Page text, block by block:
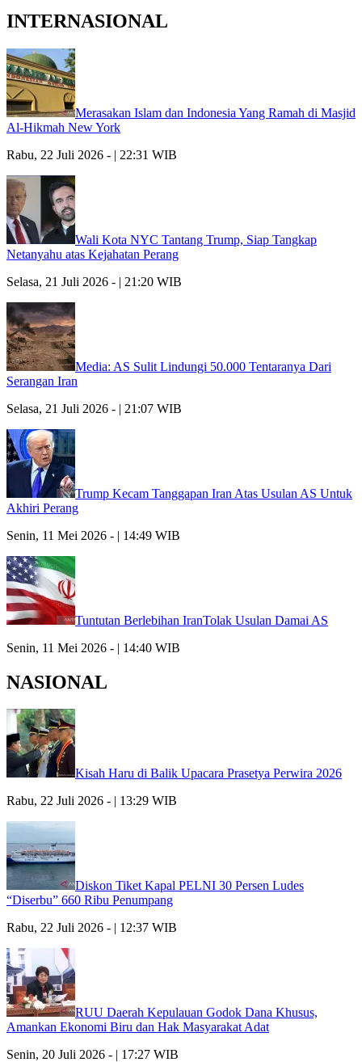
INTERNASIONAL
Merasakan Islam dan Indonesia Yang Ramah di Masjid
Al-Hikmah New York
Rabu, 22 Juli 2026 - | 22:31 WIB
Wali Kota NYC Tantang Trump, Siap Tangkap
Netanyahu atas Kejahatan Perang
Selasa, 21 Juli 2026 - | 21:20 WIB
Media: AS Sulit Lindungi 50.000 Tentaranya Dari
Serangan Iran
Selasa, 21 Juli 2026 - | 21:07 WIB
Trump Kecam Tanggapan Iran Atas Usulan AS Untuk
Akhiri Perang
Senin, 11 Mei 2026 - | 14:49 WIB
Tuntutan Berlebihan IranTolak Usulan Damai AS
Senin, 11 Mei 2026 - | 14:40 WIB
NASIONAL
Kisah Haru di Balik Upacara Prasetya Perwira 2026
Rabu, 22 Juli 2026 - | 13:29 WIB
Diskon Tiket Kapal PELNI 30 Persen Ludes
“Diserbu” 660 Ribu Penumpang
Rabu, 22 Juli 2026 - | 12:37 WIB
RUU Daerah Kepulauan Godok Dana Khusus,
Amankan Ekonomi Biru dan Hak Masyarakat Adat
Senin, 20 Juli 2026 - | 17:27 WIB